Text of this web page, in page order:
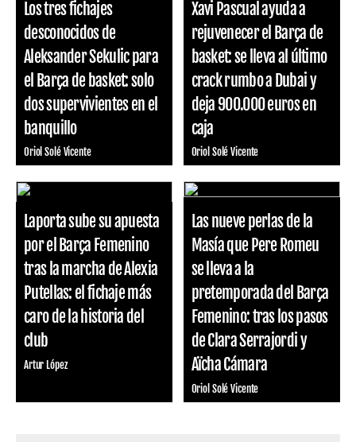
Los tres fichajes
desconocidos de
Aleksander Sekulic para
el Barça de basket: solo
dos supervivientes en el
banquillo
Oriol Solé Vicente
Xavi Pascual ayuda a
rejuvenecer el Barça de
basket: se lleva al último
crack rumbo a Dubai y
deja 900.000 euros en
caja
Oriol Solé Vicente
Laporta sube su apuesta
por el Barça Femenino
tras la marcha de Alexia
Putellas: el fichaje más
caro de la historia del
club
Artur López
Las nueve perlas de la
Masía que Pere Romeu
se lleva a la
pretemporada del Barça
Femenino: tras los pasos
de Clara Serrajordi y
Aïcha Cámara
Oriol Solé Vicente